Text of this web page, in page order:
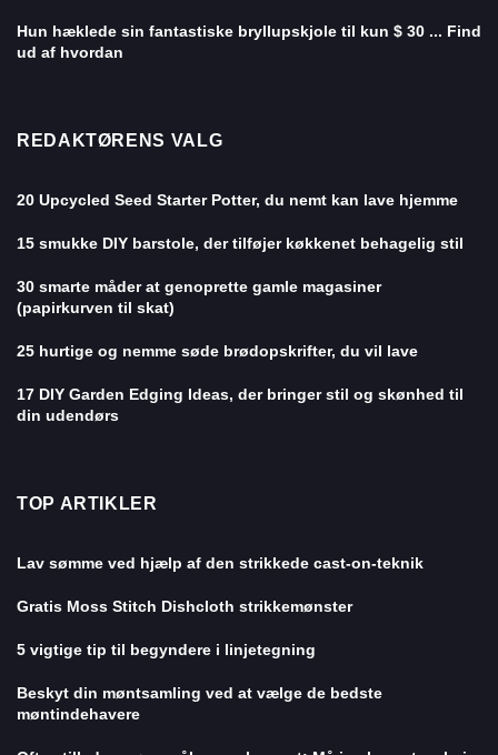
Hun hæklede sin fantastiske bryllupskjole til kun $ 30 ... Find
ud af hvordan
REDAKTØRENS VALG
20 Upcycled Seed Starter Potter, du nemt kan lave hjemme
15 smukke DIY barstole, der tilføjer køkkenet behagelig stil
30 smarte måder at genoprette gamle magasiner
(papirkurven til skat)
25 hurtige og nemme søde brødopskrifter, du vil lave
17 DIY Garden Edging Ideas, der bringer stil og skønhed til
din udendørs
TOP ARTIKLER
Lav sømme ved hjælp af den strikkede cast-on-teknik
Gratis Moss Stitch Dishcloth strikkemønster
5 vigtige tip til begyndere i linjetegning
Beskyt din møntsamling ved at vælge de bedste
møntindehavere